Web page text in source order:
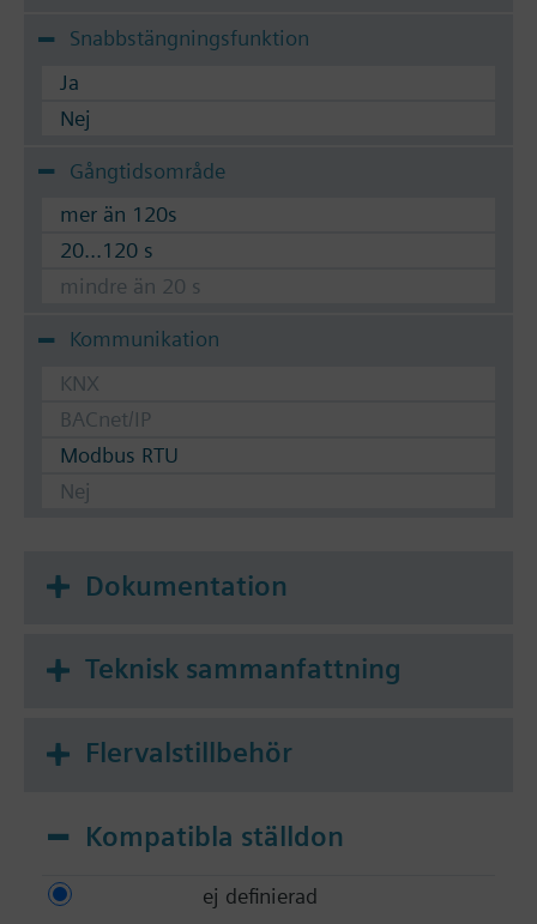
Snabbstängningsfunktion
Ja
Nej
Gångtidsområde
mer än 120s
20...120 s
mindre än 20 s
Kommunikation
KNX
BACnet/IP
Modbus RTU
Nej
Dokumentation
Teknisk sammanfattning
Flervalstillbehör
Kompatibla ställdon
ej definierad